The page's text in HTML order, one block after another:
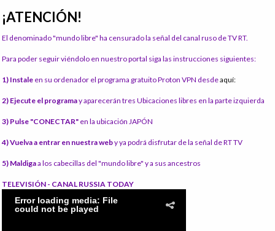
¡ATENCIÓN!
El denominado "mundo libre" ha censurado la señal del canal ruso de TV RT.
Para poder seguir viéndolo en nuestro portal siga las instrucciones siguientes:
1) Instale en su ordenador el programa gratuito Proton VPN desdeaquí:
2) Ejecute el programay aparecerán tres Ubicaciones libres en la parte izquierda
3) Pulse "CONECTAR" en la ubicación JAPÓN
4) Vuelva a entrar en nuestra weby ya podrá disfrutar de la señal de RT TV
5) Maldigaa los cabecillas del "mundo libre" y a sus ancestros
TELEVISIÓN - CANAL RUSSIA TODAY